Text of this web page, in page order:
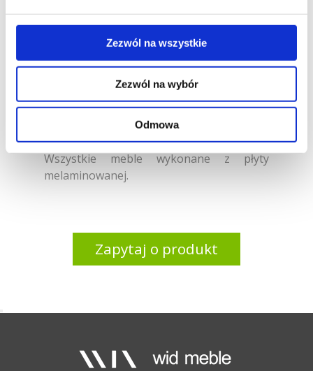
Zezwól na wszystkie
Zezwól na wybór
Odmowa
Komody eleganckie, wyposażone w
uchwyty ze stali szczotkowanej. Część
mebli wyposażona w szklane witryny.
melaminowanej. Kolekcja OSKAR
znakomicie prezentuje się w ciemnych
odcieniach okleiny.
Wszystkie meble wykonane z płyty
melaminowanej.
Zapytaj o produkt